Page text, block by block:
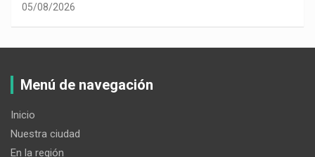
05/08/2026
Menú de navegación
Inicio
Nuestra ciudad
En la región